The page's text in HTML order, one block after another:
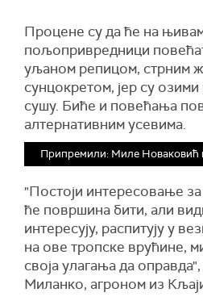
Процене су да ће на
пољопривредници
уљаном репицом, стрним
сунцокретом, јер су
сушу. Биће и повећања
алтернативним усевима.
Припремили: Миле Новаковић
"Постоји интересовање
ће површина бити, али
интересују, распитују у
на ове тропске врућине,
своја улагања да
Миланко, агроном из